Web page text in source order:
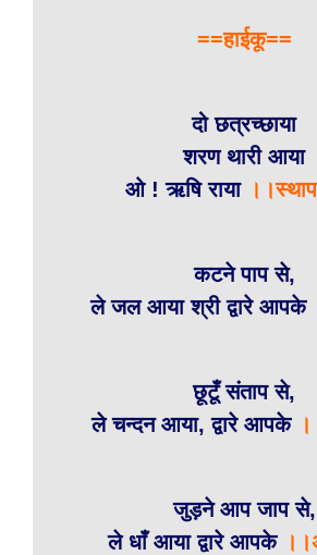
==हाईकू==
दो छत्रच्छाया
शरण थारी आया
ओ ! ऋषि राया
कटने पाप से,
ले जल आया श्री द्वारे आपके
छूटूँ संताप से,
ले चन्दन आया, द्वारे आपके
जुड़ने आप जाप से,
ले धाँ आया द्वारे आपके